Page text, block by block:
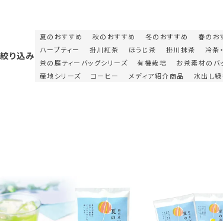
絞り込み
夏のおすすめ 秋のおすすめ 冬のおすすめ 春のお
ハーブティー
掛川紅茶 ほうじ茶 掛川抹茶 冷茶
茶の庭ティーバッグシリーズ
有機栽培 お茶素材のバ
産地シリーズ
コーヒー メディア紹介商品 水出し